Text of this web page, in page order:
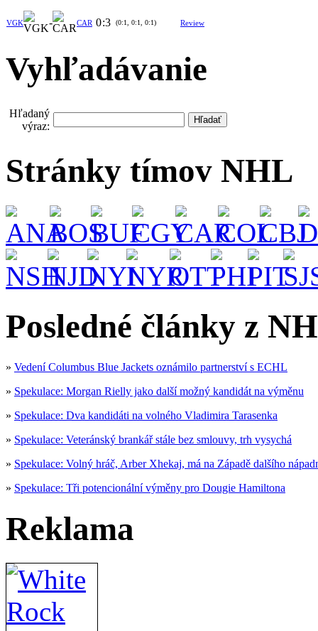
VGK - CAR 0:3 (0:1, 0:1, 0:1) Review
Vyhľadávanie
Hľadaný
výraz:
Stránky tímov NHL
Posledné články z
» Vedení Columbus Blue Jackets oznámilo partnerství s ECHL
» Spekulace: Morgan Rielly jako další možný kandidát na výměnu
» Spekulace: Dva kandidáti na volného Vladimira Tarasenka
» Spekulace: Veteránský brankář stále bez smlouvy, trh vysychá
» Spekulace: Volný hráč, Arber Xhekaj, má na Západě dalšího
» Spekulace: Tři potencionální výměny pro Dougie Hamiltona
Reklama